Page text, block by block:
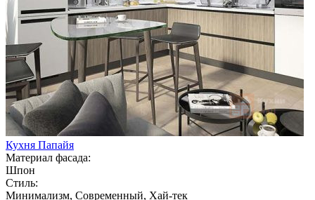
Кухня Папайя
Материал фасада:
Шпон
Стиль:
Минимализм, Современный, Хай-тек